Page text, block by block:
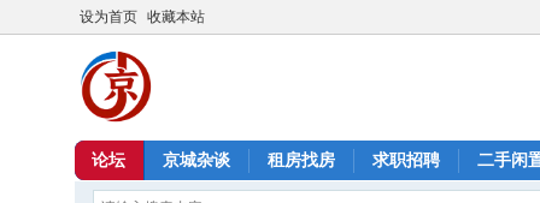
设为首页 收藏本站
论坛 京城杂谈 租房找房 求职招聘 二手闲